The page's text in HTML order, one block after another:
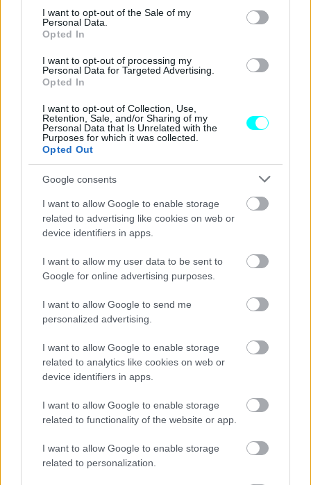
consent section.
I want to opt-out of the Sale of my
Personal Data.
Opted In
I want to opt-out of processing my
Personal Data for Targeted Advertising.
Opted In
I want to opt-out of Collection, Use,
Retention, Sale, and/or Sharing of my
Personal Data that Is Unrelated with the
Purposes for which it was collected.
Opted Out
Google consents
I want to allow Google to enable storage
related to advertising like cookies on web or
device identifiers in apps.
I want to allow my user data to be sent to
Google for online advertising purposes.
I want to allow Google to send me
personalized advertising.
I want to allow Google to enable storage
related to analytics like cookies on web or
device identifiers in apps.
I want to allow Google to enable storage
related to functionality of the website or app.
I want to allow Google to enable storage
related to personalization.
φανάρια της Αθήνας για τον εντοπισμό, αλλά και οι 1.000
κάμερεςπου θα τοποθετηθούν σε διάφορα σημεία της
Αττικής, «συλλαμβάνοντας» όσους υποπίπτουν σε
πληθώρατροχαίων παραβάσεωνόπως η χρήση
ασφαλείας και η παραβίαση ερυθρού σηματοδότη.